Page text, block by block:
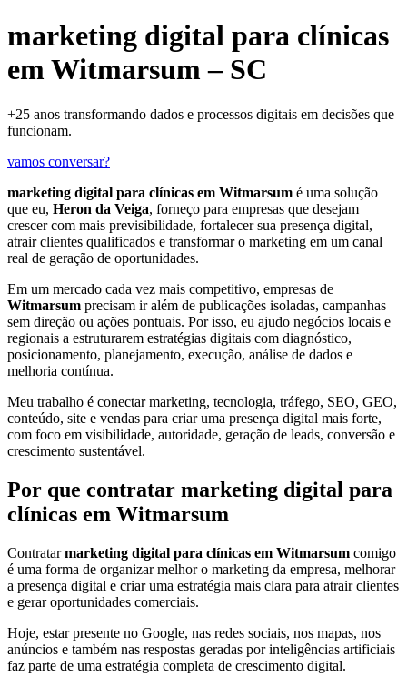
marketing digital para clínicas
em Witmarsum – SC
+25 anos transformando dados e processos digitais em decisões que
funcionam.
vamos conversar?
marketing digital para clínicas em Witmarsum é uma solução
que eu, Heron da Veiga, forneço para empresas que desejam
crescer com mais previsibilidade, fortalecer sua presença digital,
atrair clientes qualificados e transformar o marketing em um canal
real de geração de oportunidades.
Em um mercado cada vez mais competitivo, empresas de
Witmarsum precisam ir além de publicações isoladas, campanhas
sem direção ou ações pontuais. Por isso, eu ajudo negócios locais e
regionais a estruturarem estratégias digitais com diagnóstico,
posicionamento, planejamento, execução, análise de dados e
melhoria contínua.
Meu trabalho é conectar marketing, tecnologia, tráfego, SEO, GEO,
conteúdo, site e vendas para criar uma presença digital mais forte,
com foco em visibilidade, autoridade, geração de leads, conversão e
crescimento sustentável.
Por que contratar marketing digital para
clínicas em Witmarsum
Contratarmarketing digital para clínicas em Witmarsum comigo
é uma forma de organizar melhor o marketing da empresa, melhorar
a presença digital e criar uma estratégia mais clara para atrair clientes
e gerar oportunidades comerciais.
Hoje, estar presente no Google, nas redes sociais, nos mapas, nos
anúncios e também nas respostas geradas por inteligências artificiais
faz parte de uma estratégia completa de crescimento digital.